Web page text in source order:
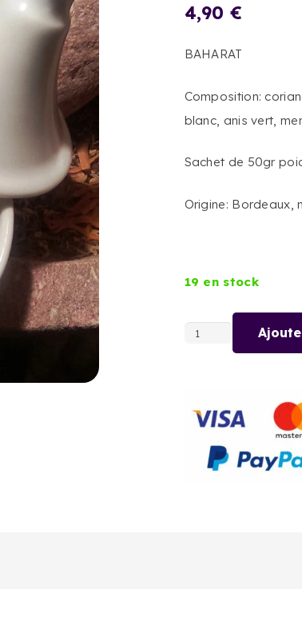
4,90 €
BAHARAT
Composition:
blanc, anis vert,
Sachet de 50gr
Origine: Bordeaux,
19 en stock
quantité